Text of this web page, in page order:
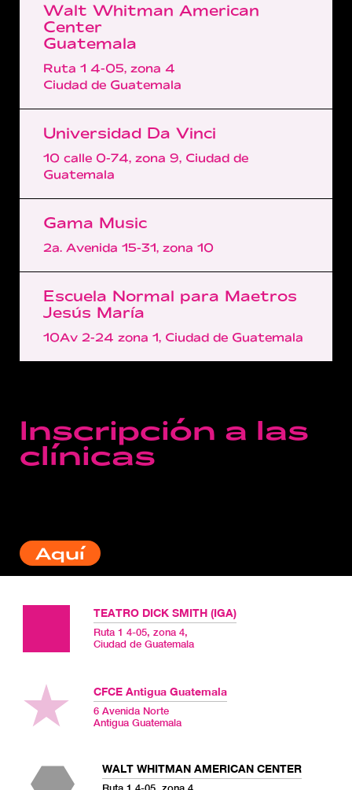
Walt Whitman American
Center
Guatemala
Ruta 1 4-05, zona 4
Ciudad de Guatemala
Universidad Da Vinci
10 calle 0-74, zona 9, Ciudad de
Guatemala
Gama Music
2a. Avenida 15-31, zona 10
Escuela Normal para Maetros
Jesús María
10Av 2-24 zona 1, Ciudad de Guatemala
Inscripción a las
clínicas
Aquí
TEATRO DICK SMITH (IGA)
Ruta 1 4-05, zona 4,
Ciudad de Guatemala
CFCE Antigua Guatemala
6 Avenida Norte
Antigua Guatemala
WALT WHITMAN AMERICAN CENTER